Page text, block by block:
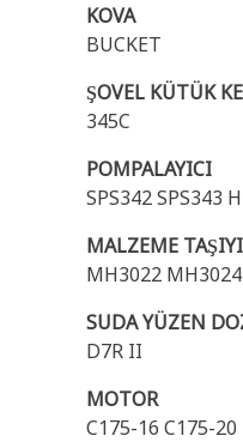
KOVA
BUCKET
ŞOVEL KÜTÜK
345C
POMPALAYICI
SPS342 SPS343
MALZEME
MH3022
SUDA YÜZEN
D7R II
MOTOR
C175-16 C175-20